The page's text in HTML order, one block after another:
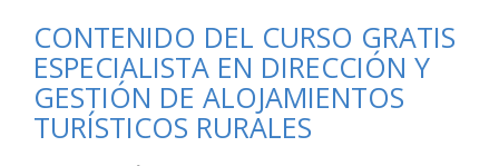
CONTENIDO DEL CURSO GRATIS
ESPECIALISTA EN DIRECCIÓN Y
GESTIÓN DE ALOJAMIENTOS
TURÍSTICOS RURALES